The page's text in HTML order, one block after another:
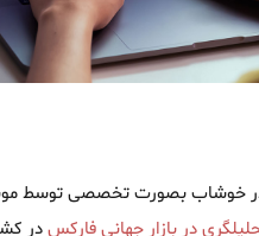
خوشاب بصورت تخصصی توسط
در بازار جهانی فارکس